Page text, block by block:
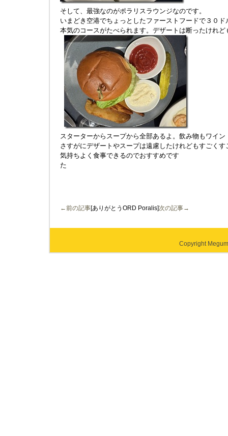
そして、最強なのがポラリスラウンジなのです。
いまどき空港でちょっとしたファーストフードで３０ド
本気のコースがたべられます。デザートは断ったけれど
スターターからスープから全部あるよ。飲み物もワイ
さすがにデザートやスープは遠慮したけれどもすごくす
気持ちよく食事できるのでおすすめです
た
←前の記事[ありがとうORD Poralis]次の記事→
Copyright